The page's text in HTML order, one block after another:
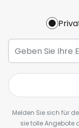
Melden Sie sich für
sie tolle Angebote